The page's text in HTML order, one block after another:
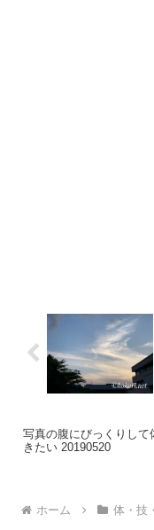
写真の腹にびっくりして
きたい 20190520
ホーム 体・技